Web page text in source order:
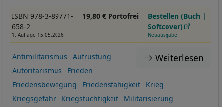
ISBN 978-3-89771-
658-2
1. Auflage 15.05.2026
19,80 € Portofrei
Bestellen (Buch |
Softcover)
Neuausgabe
Weiterlesen
Antimilitarismus
Aufrüstung
Autoritarismus
Frieden
Friedensbewegung
Friedensfähigkeit
Krieg
Kriegsgefahr
Kriegstüchtigkeit
Militarisierung